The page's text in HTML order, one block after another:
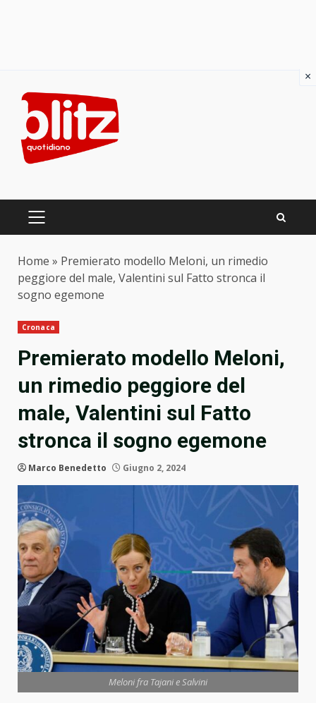
content
PRIMARY
Home » Premierato modello Meloni, un rimedio
peggiore del male, Valentini sul Fatto stronca il
sogno egemone
Cronaca
Premierato modello Meloni,
un rimedio peggiore del
male, Valentini sul Fatto
stronca il sogno egemone
Marco Benedetto Giugno 2, 2024
Meloni fra Tajani e Salvini
×